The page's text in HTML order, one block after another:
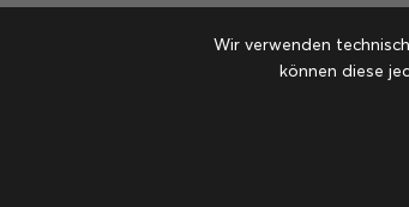
Wir verwenden
können diese